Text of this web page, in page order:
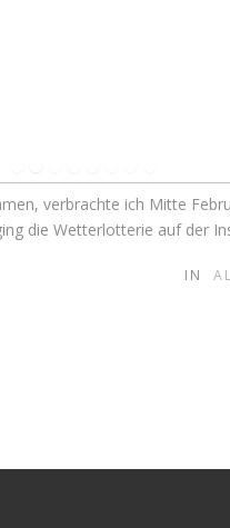
verbrachte ich Mitte
die Wetterlotterie auf der
IN